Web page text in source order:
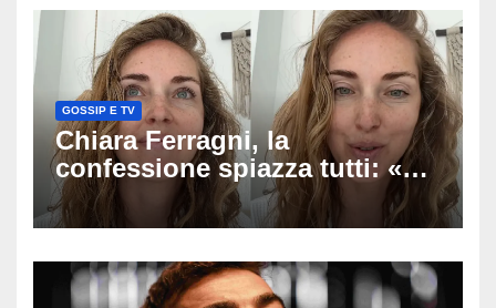
GOSSIP E TV
Chiara Ferragni, la
confessione spiazza tutti: «Un
mio ex voleva che mi rifacessi
il seno». Poi svela i ritocchi di